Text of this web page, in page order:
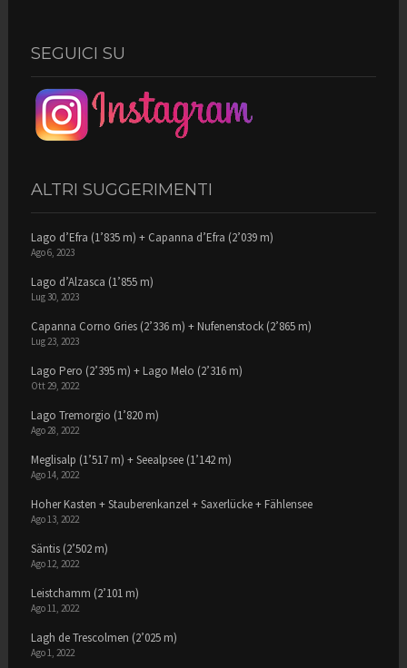
SEGUICI SU
ALTRI SUGGERIMENTI
Lago d’Efra (1’835 m) + Capanna d’Efra (2’039 m)
Ago 6, 2023
Lago d’Alzasca (1’855 m)
Lug 30, 2023
Capanna Corno Gries (2’336 m) + Nufenenstock (2’865 m)
Lug 23, 2023
Lago Pero (2’395 m) + Lago Melo (2’316 m)
Ott 29, 2022
Lago Tremorgio (1’820 m)
Ago 28, 2022
Meglisalp (1’517 m) + Seealpsee (1’142 m)
Ago 14, 2022
Hoher Kasten + Stauberenkanzel + Saxerlücke + Fählensee
Ago 13, 2022
Säntis (2’502 m)
Ago 12, 2022
Leistchamm (2’101 m)
Ago 11, 2022
Lagh de Trescolmen (2’025 m)
Ago 1, 2022